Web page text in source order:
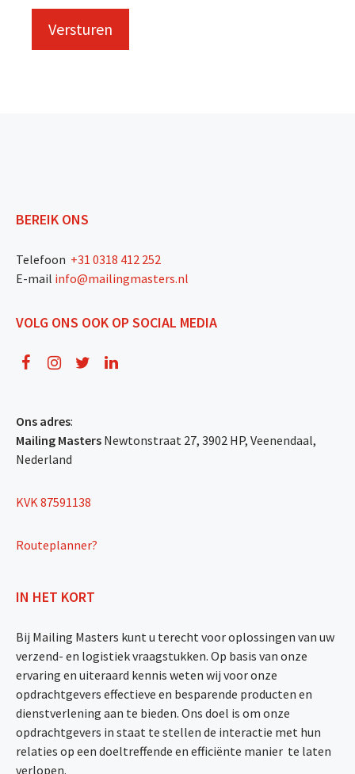
BEREIK ONS
Telefoon +31 0318 412 252
E-mail info@mailingmasters.nl
VOLG ONS OOK OP SOCIAL MEDIA
Ons adres:
Mailing Masters Newtonstraat 27, 3902 HP, Veenendaal,
Nederland
KVK 87591138
Routeplanner?
IN HET KORT
Bij Mailing Masters kunt u terecht voor oplossingen van uw
verzend- en logistiek vraagstukken. Op basis van onze
ervaring en uiteraard kennis weten wij voor onze
opdrachtgevers effectieve en besparende producten en
dienstverlening aan te bieden. Ons doel is om onze
opdrachtgevers in staat te stellen de interactie met hun
relaties op een doeltreffende en efficiënte manier te laten
verlopen.